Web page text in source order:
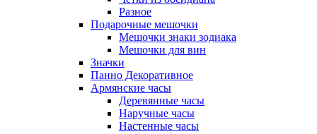
Разное
Подарочные мешочки
Мешочки знаки зодиака
Мешочки для вин
Значки
Панно Декоративное
Армянские часы
Деревянные часы
Наручные часы
Настенные часы